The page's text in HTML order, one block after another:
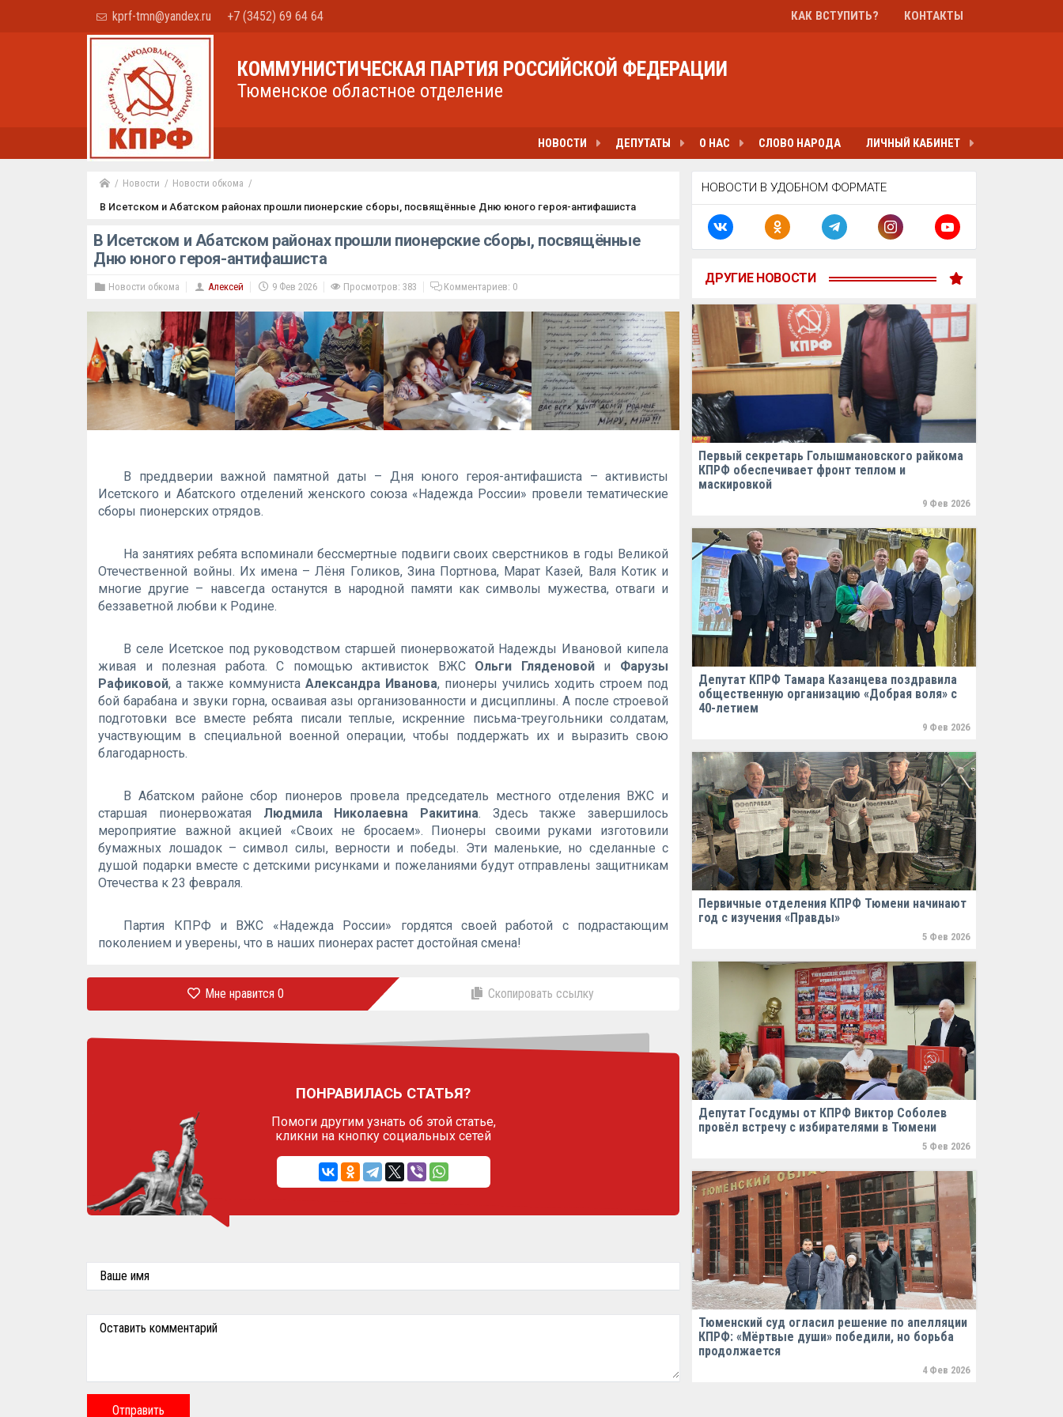
kprf-tmn@yandex.ru +7 (3452) 69 64 64 КАК ВСТУПИТЬ? КОНТАКТЫ
КОММУНИСТИЧЕСКАЯ ПАРТИЯ РОССИЙСКОЙ ФЕДЕРАЦИИ
Тюменское областное отделение
НОВОСТИ ДЕПУТАТЫ О НАС СЛОВО НАРОДА ЛИЧНЫЙ КАБИНЕТ
Новости
Новости обкома
В Исетском и Абатском районах прошли пионерские сборы, посвящённые Дню юного героя-антифашиста
В Исетском и Абатском районах прошли пионерские сборы, посвящённые
Дню юного героя-антифашиста
Новости обкома Алексей 9 Фев 2026 Просмотров: 383 Комментариев: 0
В преддверии важной памятной даты – Дня юного героя-антифашиста – активисты
Исетского и Абатского отделений женского союза «Надежда России» провели тематические
сборы пионерских отрядов.
На занятиях ребята вспоминали бессмертные подвиги своих сверстников в годы Великой
Отечественной войны. Их имена – Лёня Голиков, Зина Портнова, Марат Казей, Валя Котик и
многие другие – навсегда останутся в народной памяти как символы мужества, отваги и
беззаветной любви к Родине.
В селе Исетское под руководством старшей пионервожатой Надежды Ивановой кипела
живая и полезная работа. С помощью активисток ВЖС Ольги Гляденовойи Фарузы
Рафиковой, а также коммуниста Александра Иванова, пионеры учились ходить строем под
бой барабана и звуки горна, осваивая азы организованности и дисциплины. А после строевой
подготовки все вместе ребята писали теплые, искренние письма-треугольники солдатам,
участвующим в специальной военной операции, чтобы поддержать их и выразить свою
благодарность.
В Абатском районе сбор пионеров провела председатель местного отделения ВЖС и
старшая пионервожатая Людмила Николаевна Ракитина. Здесь также завершилось
мероприятие важной акцией «Своих не бросаем». Пионеры своими руками изготовили
бумажных лошадок – символ силы, верности и победы. Эти маленькие, но сделанные с
душой подарки вместе с детскими рисунками и пожеланиями будут отправлены защитникам
Отечества к 23 февраля.
Партия КПРФ и ВЖС «Надежда России» гордятся своей работой с подрастающим
поколением и уверены, что в наших пионерах растет достойная смена!
Мне нравится0 Скопировать ссылку
ПОНРАВИЛАСЬ СТАТЬЯ?
Помоги другим узнать об этой статье,
кликни на кнопку социальных сетей
Ваше имя
Оставить комментарий
Отправить
НОВОСТИ В УДОБНОМ ФОРМАТЕ
ДРУГИЕ НОВОСТИ
Первый секретарь Голышмановского райкома
КПРФ обеспечивает фронт теплом и
маскировкой
9 Фев 2026
Депутат КПРФ Тамара Казанцева поздравила
общественную организацию «Добрая воля» с
40-летием
9 Фев 2026
Первичные отделения КПРФ Тюмени начинают
год с изучения «Правды»
5 Фев 2026
Депутат Госдумы от КПРФ Виктор Соболев
провёл встречу с избирателями в Тюмени
5 Фев 2026
Тюменский суд огласил решение по апелляции
КПРФ: «Мёртвые души» победили, но борьба
продолжается
4 Фев 2026